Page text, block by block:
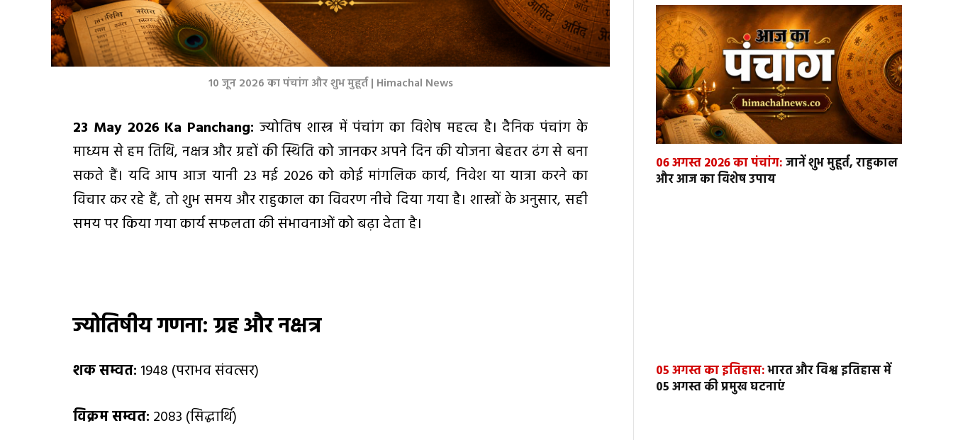
10 जून 2026 का पंचांग और शुभ मुहूर्त | Himachal News
23 May 2026 Ka Panchang: ज्योतिष शास्त्र में पंचांग का विशेष महत्व है। दैनिक पंचांग के
माध्यम से हम तिथि, नक्षत्र और ग्रहों की स्थिति को जानकर अपने दिन की योजना बेहतर ढंग से बना
सकते हैं। यदि आप आज यानी 23 मई 2026 को कोई मांगलिक कार्य, निवेश या यात्रा करने का
विचार कर रहे हैं, तो शुभ समय और राहुकाल का विवरण नीचे दिया गया है। शास्त्रों के अनुसार, सही
समय पर किया गया कार्य सफलता की संभावनाओं को बढ़ा देता है।
ज्योतिषीय गणना: ग्रह और नक्षत्र
शक सम्वत: 1948 (पराभव संवत्सर)
विक्रम सम्वत: 2083 (सिद्धार्थि)
06 अगस्त 2026 का पंचांग:जानें शुभ मुहूर्त, राहुकाल
और आज का विशेष उपाय
05 अगस्त का इतिहास:भारत और विश्व इतिहास में
05 अगस्त की प्रमुख घटनाएं